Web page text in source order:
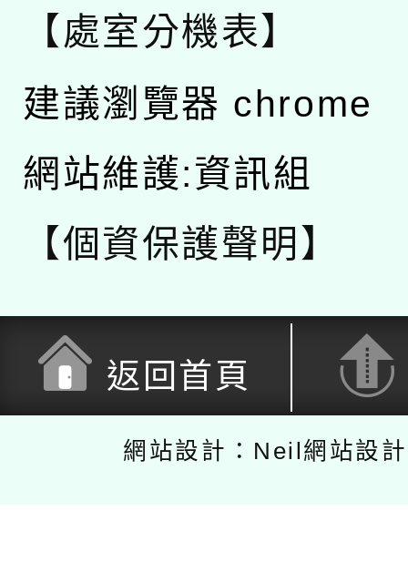
【處室分機表】
建議瀏覽器 chrome
網站維護:資訊組
【個資保護聲明】
返回首頁
網站設計：Neil網站設